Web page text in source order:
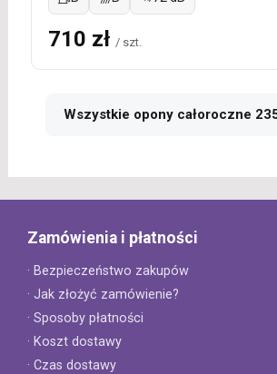
710 zł / szt.
Wszystkie opony całoroczne
Zamówienia i płatności
· Bezpieczeństwo zakupów
· Jak złożyć zamówienie?
· Sposoby płatności
· Koszt dostawy
· Czas dostawy